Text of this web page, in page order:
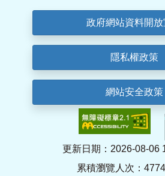
政府網站資料開
隱私權政策
網站安全政策
更新日期：2026-08-06
累積瀏覽人次：